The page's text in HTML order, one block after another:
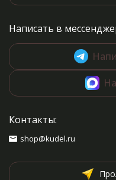
Написать в
Контакты:
shop@kudel.ru